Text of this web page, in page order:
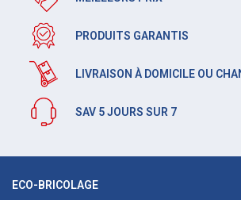
PRODUITS GARANTIS
LIVRAISON À DOMICILE OU
SAV 5 JOURS SUR 7
ECO-BRICOLAGE